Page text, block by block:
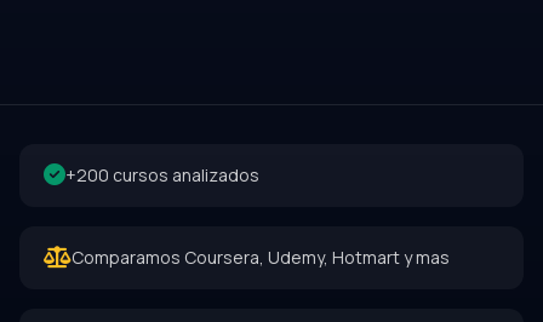
+200 cursos analizados
Comparamos Coursera, Udemy, Hotmart y mas